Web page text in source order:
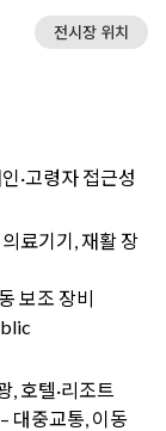
전시장 위치
·고령자 접근성
료기기, 재활 장
보조 장비
, 호텔·리조트
대중교통, 이동